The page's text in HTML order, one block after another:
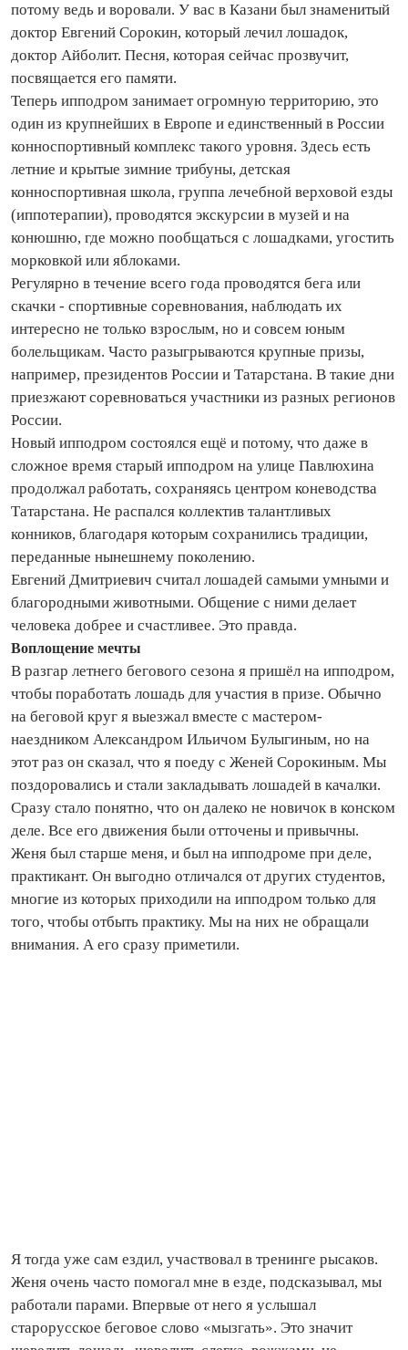
потому ведь и воровали. У вас в Казани был знаменитый
доктор Евгений Сорокин, который лечил лошадок,
доктор Айболит. Песня, которая сейчас прозвучит,
посвящается его памяти.
Теперь ипподром занимает огромную территорию, это
один из крупнейших в Европе и единственный в России
конноспортивный комплекс такого уровня. Здесь есть
летние и крытые зимние трибуны, детская
конноспортивная школа, группа лечебной верховой езды
(иппотерапии), проводятся экскурсии в музей и на
конюшню, где можно пообщаться с лошадками, угостить
морковкой или яблоками.
Регулярно в течение всего года проводятся бега или
скачки - спортивные соревнования, наблюдать их
интересно не только взрослым, но и совсем юным
болельщикам. Часто разыгрываются крупные призы,
например, президентов России и Татарстана. В такие дни
приезжают соревноваться участники из разных регионов
России.
Новый ипподром состоялся ещё и потому, что даже в
сложное время старый ипподром на улице Павлюхина
продолжал работать, сохраняясь центром коневодства
Татарстана. Не распался коллектив талантливых
конников, благодаря которым сохранились традиции,
переданные нынешнему поколению.
Евгений Дмитриевич считал лошадей самыми умными и
благородными животными. Общение с ними делает
человека добрее и счастливее. Это правда.
Воплощение мечты
В разгар летнего бегового сезона я пришёл на ипподром,
чтобы поработать лошадь для участия в призе. Обычно
на беговой круг я выезжал вместе с мастером-
наездником Александром Ильичом Булыгиным, но на
этот раз он сказал, что я поеду с Женей Сорокиным. Мы
поздоровались и стали закладывать лошадей в качалки.
Сразу стало понятно, что он далеко не новичок в конском
деле. Все его движения были отточены и привычны.
Женя был старше меня, и был на ипподроме при деле,
практикант. Он выгодно отличался от других студентов,
многие из которых приходили на ипподром только для
того, чтобы отбыть практику. Мы на них не обращали
внимания. А его сразу приметили.
Я тогда уже сам ездил, участвовал в тренинге рысаков.
Женя очень часто помогал мне в езде, подсказывал, мы
работали парами. Впервые от него я услышал
старорусское беговое слово «мызгать». Это значит